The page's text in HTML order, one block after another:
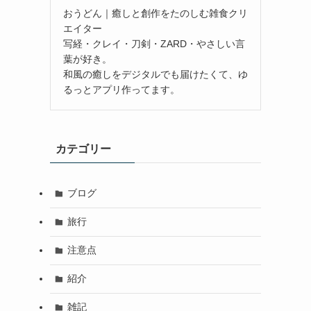
おうどん｜癒しと創作をたのしむ雑食クリ
エイター
写経・クレイ・刀剣・ZARD・やさしい言
葉が好き。
和風の癒しをデジタルでも届けたくて、ゆ
るっとアプリ作ってます。
カテゴリー
ブログ
旅行
注意点
紹介
雑記